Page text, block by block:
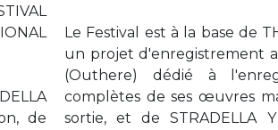
de
Le Festival est à la base de
un projet d'enregistrement
(Outhere) dédié à
complètes de ses œuvres
sortie, et de STRADELLA